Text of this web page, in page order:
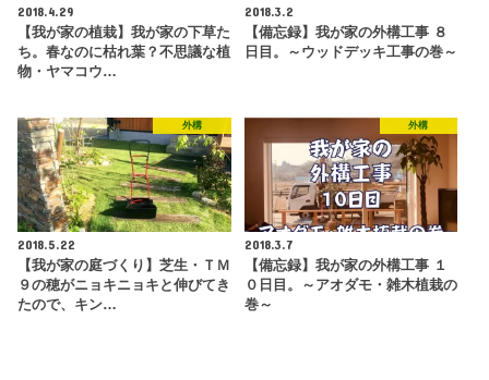
2018.4.29
【我が家の植栽】我が家の下草た
ち。春なのに枯れ葉？不思議な植
物・ヤマコウ…
2018.3.2
【備忘録】我が家の外構工事 ８
日目。～ウッドデッキ工事の巻～
外構
2018.5.22
【我が家の庭づくり】芝生・ＴＭ
９の穂がニョキニョキと伸びてき
たので、キン…
外構
2018.3.7
【備忘録】我が家の外構工事 １
０日目。～アオダモ・雑木植栽の
巻～